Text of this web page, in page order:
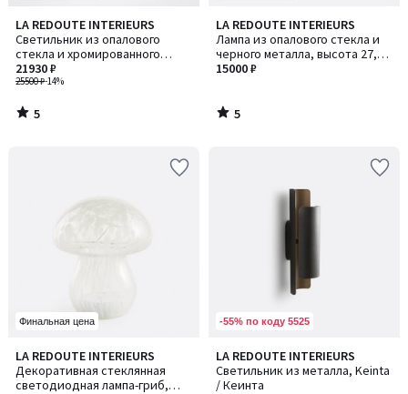
LA REDOUTE INTERIEURS
Светильник из опалового
стекла и хромированного
железа, высота 43,1 см,
AGATHILDA / АГАТИЛЬДА
25500 ₽-14%
21930 ₽
5
/
5
5
/
LA REDOUTE INTERIEURS
Лампа из опалового стекла и
черного металла, высота 27,5
см, Agathilda / Агатильда
15000 ₽
5
/
5
5
/
Финальная цена
LA REDOUTE INTERIEURS
Декоративная стеклянная
светодиодная лампа-гриб,
4,7
/ 5
-55% по коду 5525
LA REDOUTE INTERIEURS
Светильник из металла, Keinta
/ Кеинта
3,5
/ 5